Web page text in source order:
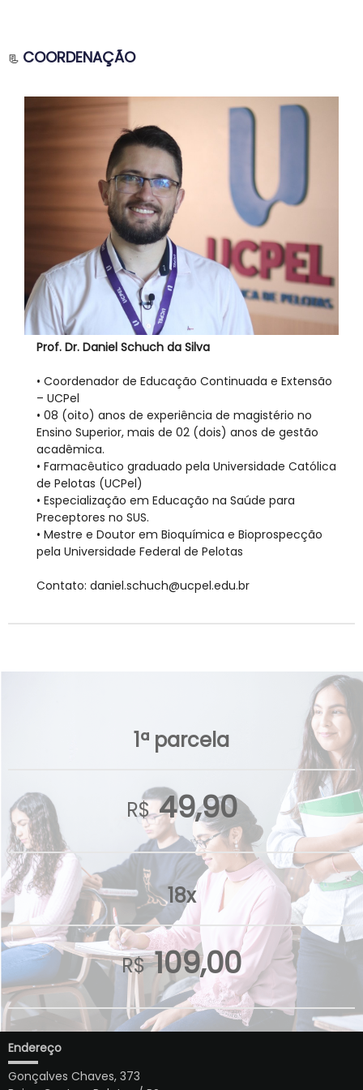
📃 COORDENAÇÃO
Prof. Dr. Daniel Schuch da Silva
• Coordenador de Educação Continuada e Extensão
– UCPel
• 08 (oito) anos de experiência de magistério no
Ensino Superior, mais de 02 (dois) anos de gestão
acadêmica.
• Farmacêutico graduado pela Universidade Católica
de Pelotas (UCPel)
• Especialização em Educação na Saúde para
Preceptores no SUS.
• Mestre e Doutor em Bioquímica e Bioprospecção
pela Universidade Federal de Pelotas
Contato: daniel.schuch@ucpel.edu.br
1ª parcela
R$ 49,90
18x
R$ 109,00
Endereço
Gonçalves Chaves, 373